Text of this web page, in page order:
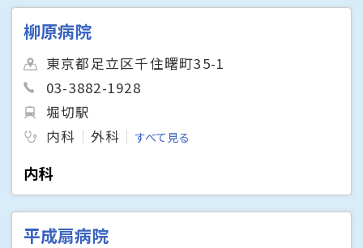
柳原病院
東京都足立区千住曙町35-1
03-3882-1928
堀切駅
内科
外科 すべて見る
内科
平成扇病院